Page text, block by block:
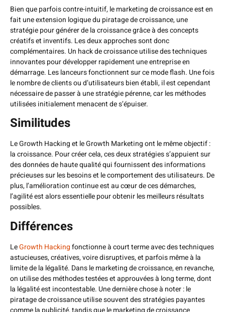
Bien que parfois contre-intuitif, le marketing de croissance est en
fait une extension logique du piratage de croissance, une
stratégie pour générer de la croissance grâce à des concepts
créatifs et inventifs. Les deux approches sont donc
complémentaires. Un hack de croissance utilise des techniques
innovantes pour développer rapidement une entreprise en
démarrage. Les lanceurs fonctionnent sur ce mode flash. Une fois
le nombre de clients ou d’utilisateurs bien établi, il est cependant
nécessaire de passer à une stratégie pérenne, car les méthodes
utilisées initialement menacent de s’épuiser.
Similitudes
Le Growth Hacking et le Growth Marketing ont le même objectif :
la croissance. Pour créer cela, ces deux stratégies s’appuient sur
des données de haute qualité qui fournissent des informations
précieuses sur les besoins et le comportement des utilisateurs. De
plus, l’amélioration continue est au cœur de ces démarches,
l’agilité est alors essentielle pour obtenir les meilleurs résultats
possibles.
Différences
LeGrowth Hackingfonctionne à court terme avec des techniques
astucieuses, créatives, voire disruptives, et parfois même à la
limite de la légalité. Dans le marketing de croissance, en revanche,
on utilise des méthodes testées et approuvées à long terme, dont
la légalité est incontestable. Une dernière chose à noter : le
piratage de croissance utilise souvent des stratégies payantes